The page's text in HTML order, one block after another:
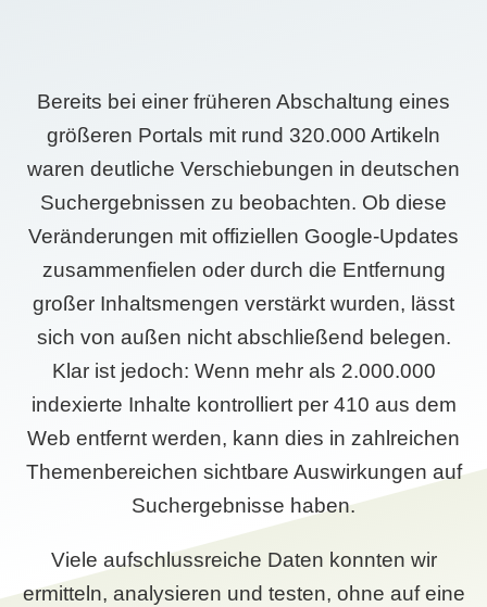
Bereits bei einer früheren Abschaltung eines
größeren Portals mit rund 320.000 Artikeln
waren deutliche Verschiebungen in deutschen
Suchergebnissen zu beobachten. Ob diese
Veränderungen mit offiziellen Google-Updates
zusammenfielen oder durch die Entfernung
großer Inhaltsmengen verstärkt wurden, lässt
sich von außen nicht abschließend belegen.
Klar ist jedoch: Wenn mehr als 2.000.000
indexierte Inhalte kontrolliert per 410 aus dem
Web entfernt werden, kann dies in zahlreichen
Themenbereichen sichtbare Auswirkungen auf
Suchergebnisse haben.
Viele aufschlussreiche Daten konnten wir
ermitteln, analysieren und testen, ohne auf eine